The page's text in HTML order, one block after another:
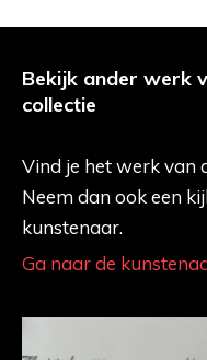
Bekijk ander werk
collectie
Vind je het werk van
Neem dan ook een
kunstenaar.
Ga naar de